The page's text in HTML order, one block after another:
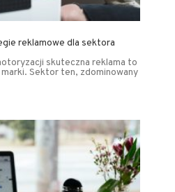
reklamowe dla sektora
skuteczna reklama to
Sektor ten, zdominowany